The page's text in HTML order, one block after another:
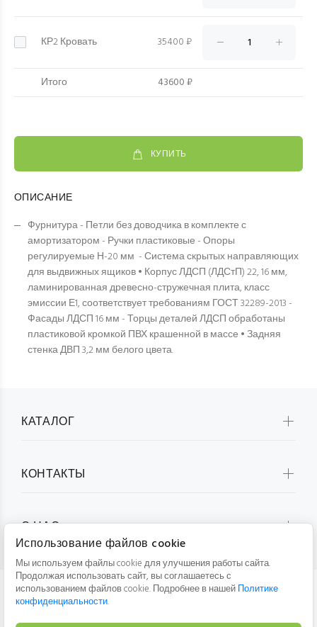
КР2 Кровать 35400 ₽
Итого 43600 ₽
КУПИТЬ
ОПИСАНИЕ
Фурнитура - Петли без доводчика в комплекте с
амортизатором - Ручки пластиковые - Опоры
регулируемые Н-20 мм - Система скрытых направляющих
для выдвижных ящиков • Корпус ЛДСП (ЛДСтП) 22, 16 мм,
ламинированная древесно-стружечная плита, класс
эмиссии Е1, соответствует требованиям ГОСТ 32289-2013 -
Фасады ЛДСП 16 мм - Торцы деталей ЛДСП обработаны
пластиковой кромкой ПВХ крашенной в массе • Задняя
стенка ДВП 3,2 мм белого цвета.
КАТАЛОГ
КОНТАКТЫ
О НАС
Использование файлов cookie
Мы используем файлы cookie для улучшения работы сайта.
Продолжая использовать сайт, вы соглашаетесь с
использованием файлов cookie. Подробнее в нашейПолитике
конфиденциальности.